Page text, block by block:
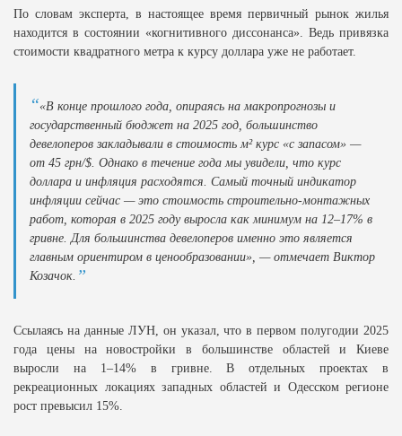
По словам эксперта, в настоящее время первичный рынок жилья
находится в состоянии «когнитивного диссонанса». Ведь привязка
стоимости квадратного метра к курсу доллара уже не работает.
«В конце прошлого года, опираясь на макропрогнозы и
государственный бюджет на 2025 год, большинство
девелоперов закладывали в стоимость м² курс «с запасом» —
от 45 грн/$. Однако в течение года мы увидели, что курс
доллара и инфляция расходятся. Самый точный индикатор
инфляции сейчас — это стоимость строительно-монтажных
работ, которая в 2025 году выросла как минимум на 12–17% в
гривне. Для большинства девелоперов именно это является
главным ориентиром в ценообразовании», — отмечает Виктор
Козачок.
Ссылаясь на данные ЛУН, он указал, что в первом полугодии 2025
года цены на новостройки в большинстве областей и Киеве
выросли на 1–14% в гривне. В отдельных проектах в
рекреационных локациях западных областей и Одесском регионе
рост превысил 15%.